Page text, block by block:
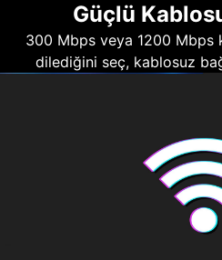
Güçlü
300 Mbps veya 1200 Mbps
dilediğini seç, kablosuz